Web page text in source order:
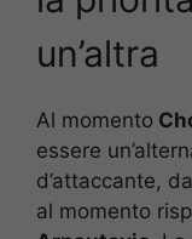
un’altra
Al momento
essere
d’attaccante,
al momento